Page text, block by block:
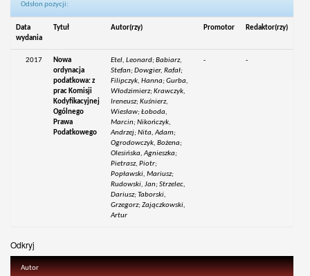
Odsłon pozycji:
Data
wydania
Tytuł Autor(rzy) Promotor Redaktor(rzy)
2017
Nowa
ordynacja
podatkowa: z
prac Komisji
Kodyfikacyjnej
Ogólnego
Prawa
Podatkowego
Etel, Leonard; Babiarz,
Stefan; Dowgier, Rafał;
Filipczyk, Hanna; Gurba,
Włodzimierz; Krawczyk,
Ireneusz; Kuśnierz,
Wiesław; Łoboda,
Marcin; Nikończyk,
Andrzej; Nita, Adam;
Ogrodowczyk, Bożena;
Olesińska, Agnieszka;
Pietrasz, Piotr;
Popławski, Mariusz;
Rudowski, Jan; Strzelec,
Dariusz; Taborski,
Grzegorz; Zajączkowski,
Artur
- -
Odkryj
Autor